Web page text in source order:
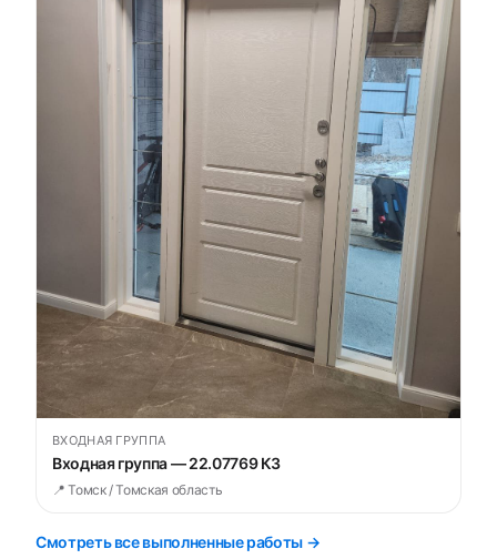
ВХОДНАЯ ГРУППА
Входная группа — 22.07769 К3
📍 Томск / Томская область
Смотреть все выполненные работы →